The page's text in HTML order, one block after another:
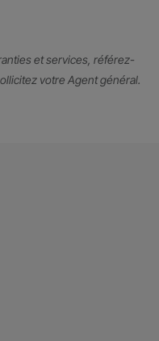
et services, référez-
votre Agent général.